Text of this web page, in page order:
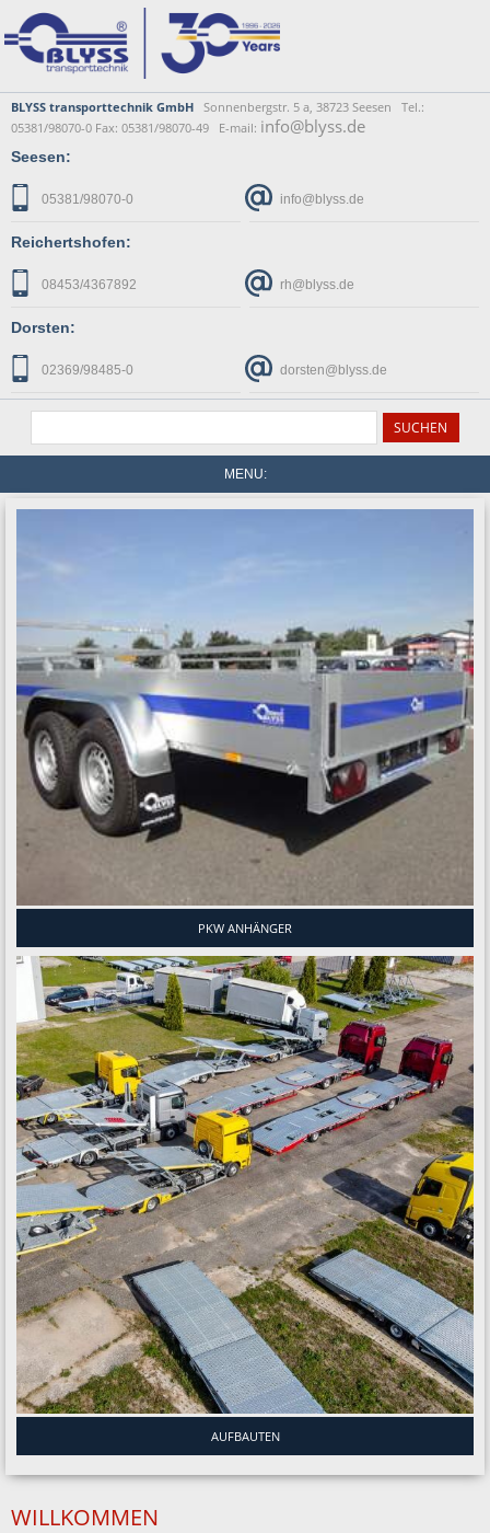
BLYSS transporttechnik GmbH Sonnenbergstr. 5 a, 38723 Seesen Tel.:
05381/98070-0 Fax: 05381/98070-49 E-mail: info@blyss.de
Seesen:
05381/98070-0 info@blyss.de
Reichertshofen:
08453/4367892 rh@blyss.de
Dorsten:
02369/98485-0 dorsten@blyss.de
MENU:
PKW ANHÄNGER
AUFBAUTEN
WILLKOMMEN